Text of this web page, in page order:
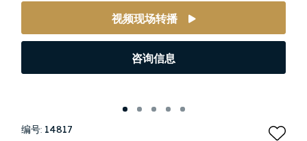
视频现场转播
咨询信息
编号: 14817